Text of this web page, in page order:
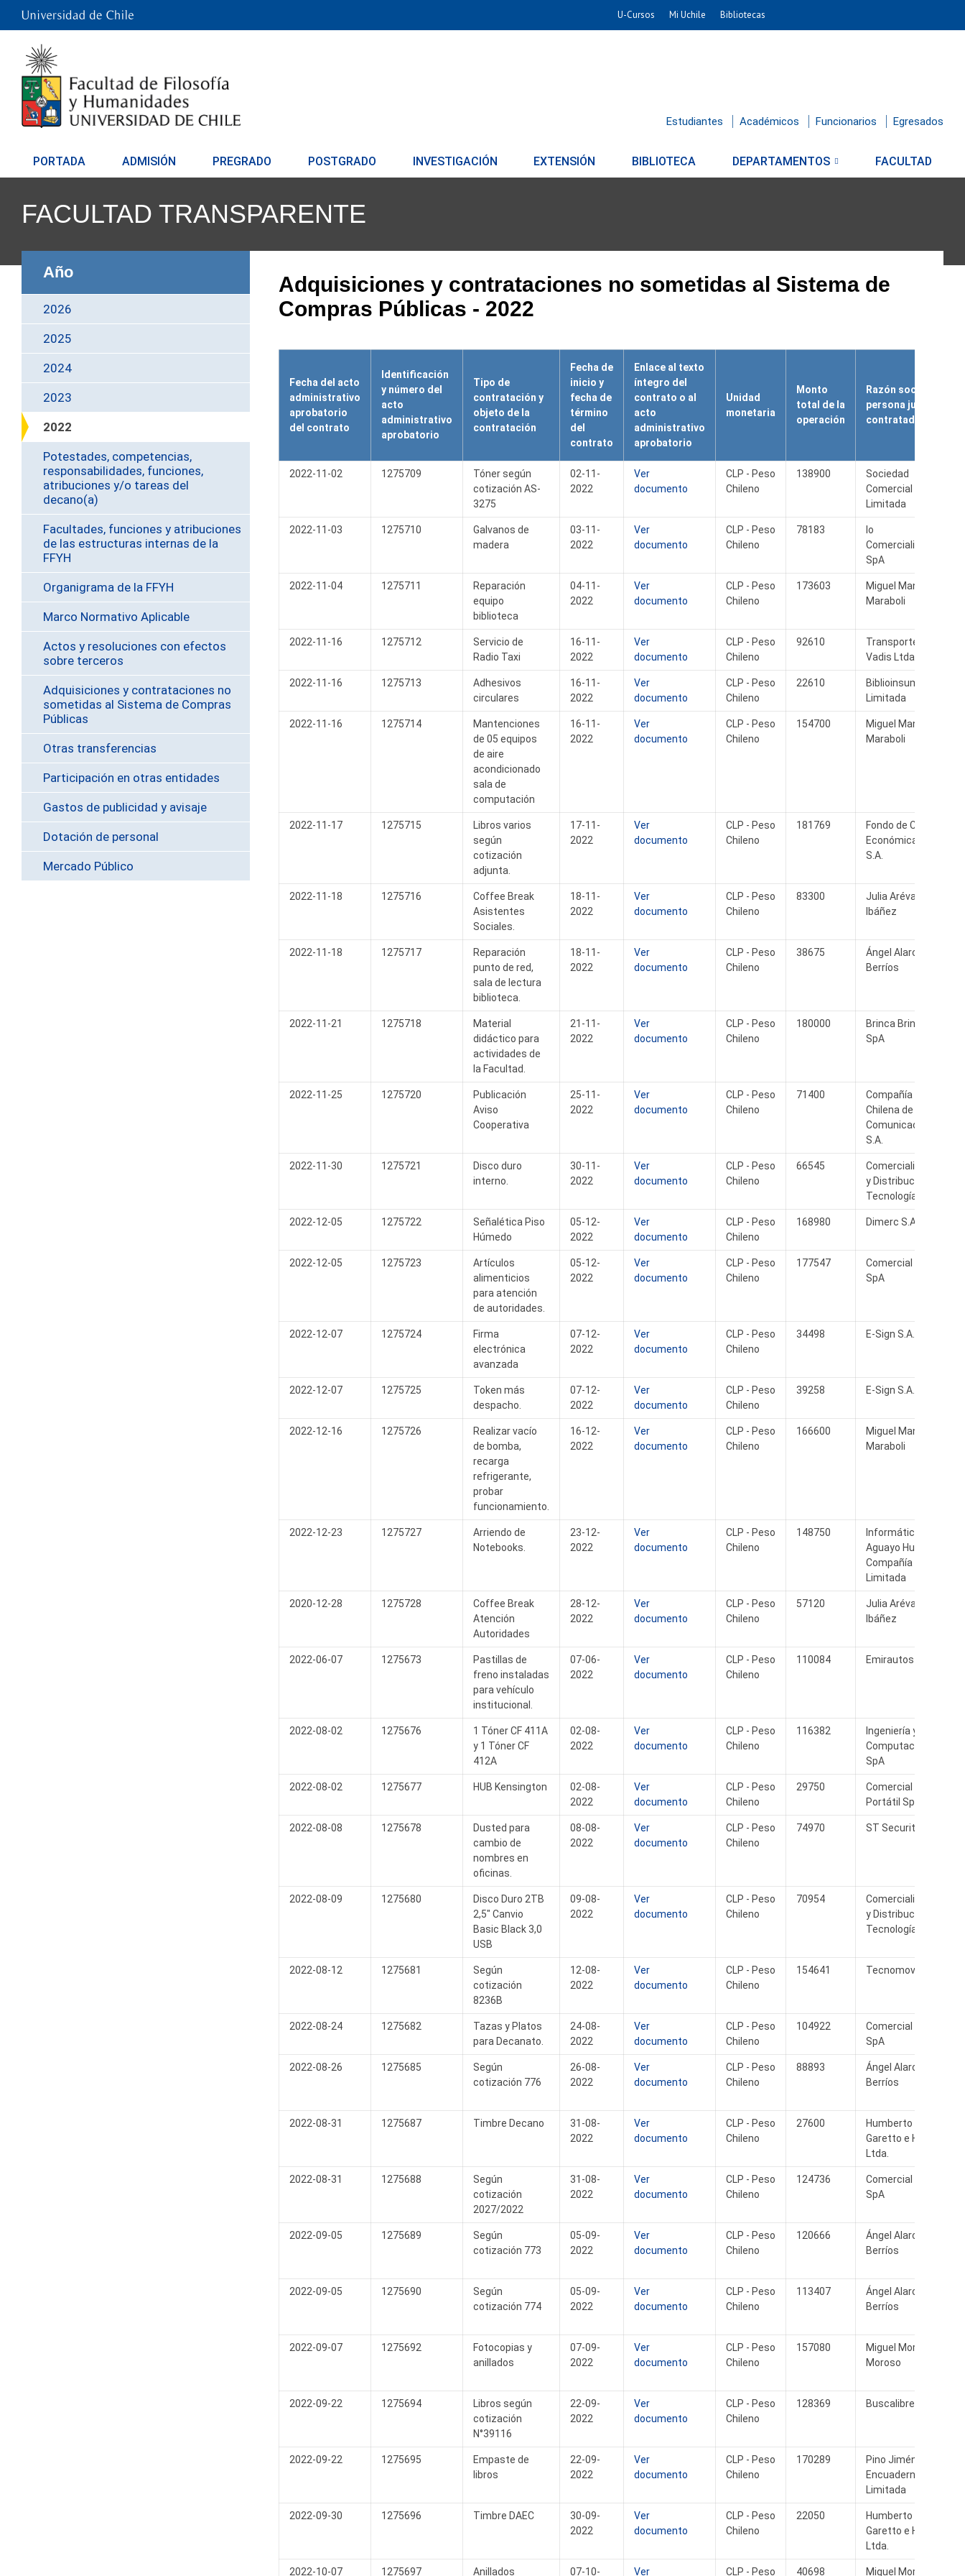
U-Cursos Mi Uchile Bibliotecas
Estudiantes Académicos Funcionarios Egresados
PORTADA ADMISIÓN PREGRADO POSTGRADO INVESTIGACIÓN EXTENSIÓN BIBLIOTECA DEPARTAMENTOS FACULTAD
FACULTAD TRANSPARENTE
Año
2026
2025
2024
2023
2022
Potestades, competencias,
responsabilidades, funciones,
atribuciones y/o tareas del
decano(a)
Facultades, funciones y atribuciones
de las estructuras internas de la
FFYH
Organigrama de la FFYH
Marco Normativo Aplicable
Actos y resoluciones con efectos
sobre terceros
Adquisiciones y contrataciones no
sometidas al Sistema de Compras
Públicas
Otras transferencias
Participación en otras entidades
Gastos de publicidad y avisaje
Dotación de personal
Mercado Público
Adquisiciones y contrataciones no sometidas al Sistema de
Compras Públicas - 2022
Fecha del acto
administrativo
aprobatorio
del contrato
Identificación
y número del
acto
administrativo
aprobatorio
Tipo de
contratación y
objeto de la
contratación
Fecha de
inicio y
fecha de
término
del
contrato
Enlace al texto
íntegro del
contrato o al
acto
administrativo
aprobatorio
Unidad
monetaria
Monto
total de la
operación
Razón social
persona jurídica
contratada
2022-11-02 1275709
Tóner según
cotización AS-
3275
02-11-
2022
Ver
documento
CLP - Peso
Chileno
138900
Sociedad
Comercial Alca
Limitada
2022-11-03 1275710
Galvanos de
madera
03-11-
2022
Ver
documento
CLP - Peso
Chileno
78183
Io
Comercializadora
SpA
2022-11-04 1275711
Reparación
equipo
biblioteca
04-11-
2022
Ver
documento
CLP - Peso
Chileno
173603
Miguel Mancilla
Maraboli
2022-11-16 1275712
Servicio de
Radio Taxi
16-11-
2022
Ver
documento
CLP - Peso
Chileno
92610
Transportes Quo
Vadis Ltda.
2022-11-16 1275713
Adhesivos
circulares
16-11-
2022
Ver
documento
CLP - Peso
Chileno
22610
Biblioinsumos
Limitada
2022-11-16 1275714
Mantenciones
de 05 equipos
de aire
acondicionado
sala de
computación
16-11-
2022
Ver
documento
CLP - Peso
Chileno
154700
Miguel Mancilla
Maraboli
2022-11-17 1275715
Libros varios
según
cotización
adjunta.
17-11-
2022
Ver
documento
CLP - Peso
Chileno
181769
Fondo de Cultura
Económica Chile
S.A.
2022-11-18 1275716
Coffee Break
Asistentes
Sociales.
18-11-
2022
Ver
documento
CLP - Peso
Chileno
83300
Julia Arévalo
Ibáñez
2022-11-18 1275717
Reparación
punto de red,
sala de lectura
biblioteca.
18-11-
2022
Ver
documento
CLP - Peso
Chileno
38675
Ángel Alarcón
Berríos
2022-11-21 1275718
Material
didáctico para
actividades de
la Facultad.
21-11-
2022
Ver
documento
CLP - Peso
Chileno
180000
Brinca Brinca
SpA
2022-11-25 1275720
Publicación
Aviso
Cooperativa
25-11-
2022
Ver
documento
CLP - Peso
Chileno
71400
Compañía
Chilena de
Comunicaciones
S.A.
2022-11-30 1275721
Disco duro
interno.
30-11-
2022
Ver
documento
CLP - Peso
Chileno
66545
Comercialización
y Distribución
Tecnología SpA
2022-12-05 1275722
Señalética Piso
Húmedo
05-12-
2022
Ver
documento
CLP - Peso
Chileno
168980 Dimerc S.A.
2022-12-05 1275723
Artículos
alimenticios
para atención
de autoridades.
05-12-
2022
Ver
documento
CLP - Peso
Chileno
177547
Comercial Msv
SpA
2022-12-07 1275724
Firma
electrónica
avanzada
07-12-
2022
Ver
documento
CLP - Peso
Chileno
34498 E-Sign S.A.
2022-12-07 1275725
Token más
despacho.
07-12-
2022
Ver
documento
CLP - Peso
Chileno
39258 E-Sign S.A.
2022-12-16 1275726
Realizar vacío
de bomba,
recarga
refrigerante,
probar
funcionamiento.
16-12-
2022
Ver
documento
CLP - Peso
Chileno
166600
Miguel Mancilla
Maraboli
2022-12-23 1275727
Arriendo de
Notebooks.
23-12-
2022
Ver
documento
CLP - Peso
Chileno
148750
Informática
Aguayo Hurtado y
Compañía
Limitada
2020-12-28 1275728
Coffee Break
Atención
Autoridades
28-12-
2022
Ver
documento
CLP - Peso
Chileno
57120
Julia Arévalo
Ibáñez
2022-06-07 1275673
Pastillas de
freno instaladas
para vehículo
institucional.
07-06-
2022
Ver
documento
CLP - Peso
Chileno
110084 Emirautos SpA
2022-08-02 1275676
1 Tóner CF 411A
y 1 Tóner CF
412A
02-08-
2022
Ver
documento
CLP - Peso
Chileno
116382
Ingeniería y
Computación Dit
SpA
2022-08-02 1275677 HUB Kensington
02-08-
2022
Ver
documento
CLP - Peso
Chileno
29750
Comercial Zona
Portátil SpA
2022-08-08 1275678
Dusted para
cambio de
nombres en
oficinas.
08-08-
2022
Ver
documento
CLP - Peso
Chileno
74970 ST Security SpA
2022-08-09 1275680
Disco Duro 2TB
2,5" Canvio
Basic Black 3,0
USB
09-08-
2022
Ver
documento
CLP - Peso
Chileno
70954
Comercialización
y Distribución
Tecnología SpA
2022-08-12 1275681
Según
cotización
8236B
12-08-
2022
Ver
documento
CLP - Peso
Chileno
154641 Tecnomove SpA
2022-08-24 1275682
Tazas y Platos
para Decanato.
24-08-
2022
Ver
documento
CLP - Peso
Chileno
104922
Comercial Msv
SpA
2022-08-26 1275685
Según
cotización 776
26-08-
2022
Ver
documento
CLP - Peso
Chileno
88893
Ángel Alarcón
Berríos
2022-08-31 1275687 Timbre Decano
31-08-
2022
Ver
documento
CLP - Peso
Chileno
27600
Humberto
Garetto e Hijos
Ltda.
2022-08-31 1275688
Según
cotización
2027/2022
31-08-
2022
Ver
documento
CLP - Peso
Chileno
124736
Comercial Msv
SpA
2022-09-05 1275689
Según
cotización 773
05-09-
2022
Ver
documento
CLP - Peso
Chileno
120666
Ángel Alarcón
Berríos
2022-09-05 1275690
Según
cotización 774
05-09-
2022
Ver
documento
CLP - Peso
Chileno
113407
Ángel Alarcón
Berríos
2022-09-07 1275692
Fotocopias y
anillados
07-09-
2022
Ver
documento
CLP - Peso
Chileno
157080
Miguel Moroso
Moroso
2022-09-22 1275694
Libros según
cotización
N°39116
22-09-
2022
Ver
documento
CLP - Peso
Chileno
128369 Buscalibre S.A.
2022-09-22 1275695
Empaste de
libros
22-09-
2022
Ver
documento
CLP - Peso
Chileno
170289
Pino Jiménez
Encuadernación
Limitada
2022-09-30 1275696 Timbre DAEC
30-09-
2022
Ver
documento
CLP - Peso
Chileno
22050
Humberto
Garetto e Hijos
Ltda.
2022-10-07 1275697 Anillados 07-10- Ver CLP - Peso 40698 Miguel Moroso